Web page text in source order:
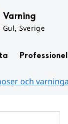
Varning
Gul, Sverige
och
för
varningar